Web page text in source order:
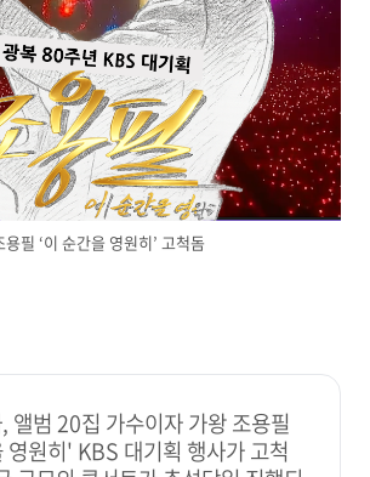
용필 ‘이 순간을 영원히’ 고척돔
앨범 20집 가수이자 가왕 조용필
영원히' KBS 대기획 행사가 고척